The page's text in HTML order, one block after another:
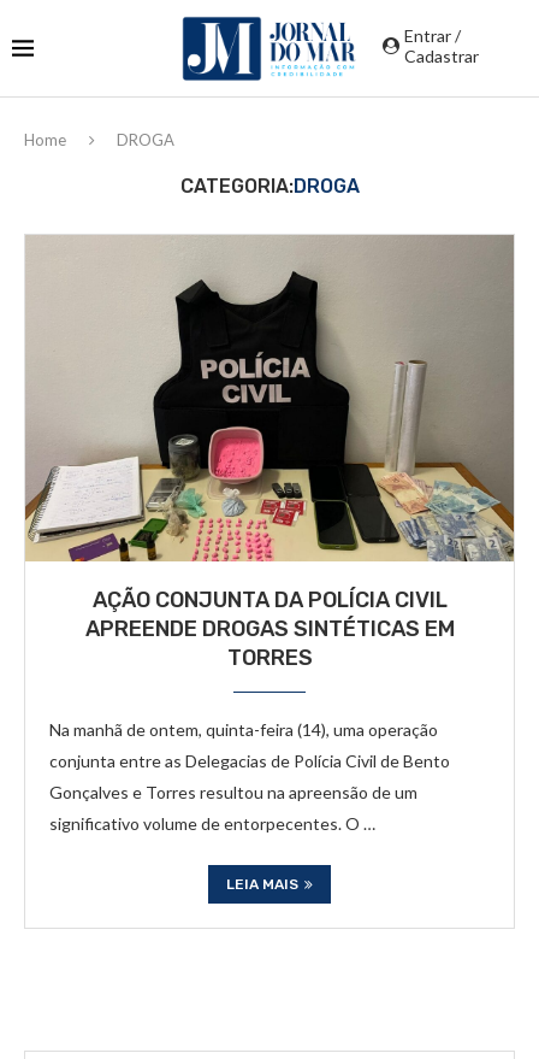
Entrar /
Cadastrar
Home DROGA
CATEGORIA:DROGA
AÇÃO CONJUNTA DA POLÍCIA CIVIL
APREENDE DROGAS SINTÉTICAS EM
TORRES
Na manhã de ontem, quinta-feira (14), uma operação
conjunta entre as Delegacias de Polícia Civil de Bento
Gonçalves e Torres resultou na apreensão de um
significativo volume de entorpecentes. O …
LEIA MAIS